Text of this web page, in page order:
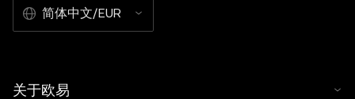
简体中文/EUR
关于欧易